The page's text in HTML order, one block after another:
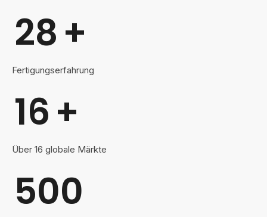
28+
Fertigungserfahrung
16+
Über 16 globale Märkte
500